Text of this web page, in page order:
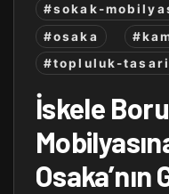
#sokak-
#osaka
#topluluk-
İskele
Osaka’nın